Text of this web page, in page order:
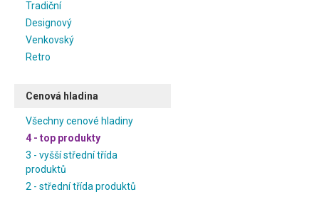
Tradiční
Designový
Venkovský
Retro
Cenová hladina
Všechny cenové hladiny
4 - top produkty
3 - vyšší střední třída
produktů
2 - střední třída produktů